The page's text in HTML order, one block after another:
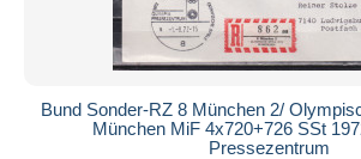
Bund Sonder-RZ 8 München 2/
München MiF 4x720+726 SSt
Pressezentrum